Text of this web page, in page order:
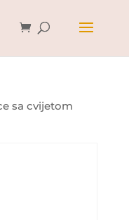
sa cvijetom